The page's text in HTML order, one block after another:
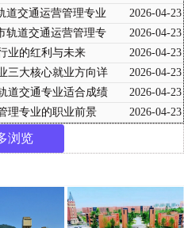
2026-04-23
道交通运营管理专业
2026-04-23
轨道交通运营管理专
2026-04-23
业的红利与未来
2026-04-23
三大核心就业方向详
2026-04-23
道交通专业适合成绩
2026-04-23
理专业的职业前景
浏览